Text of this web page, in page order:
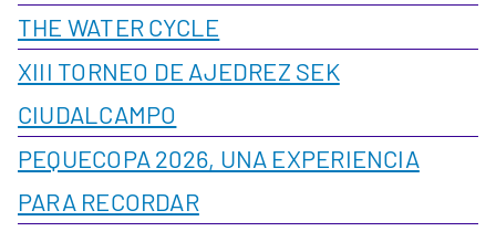
THE WATER CYCLE
XIII TORNEO DE AJEDREZ SEK
CIUDALCAMPO
PEQUECOPA 2026, UNA EXPERIENCIA
PARA RECORDAR